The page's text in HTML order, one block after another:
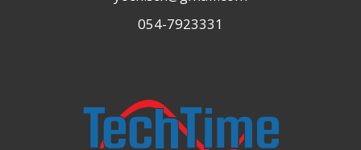
054-7923331